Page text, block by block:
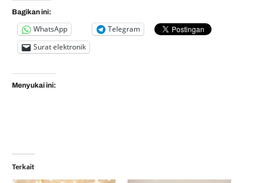
Bagikan ini:
WhatsApp
Telegram
Surat elektronik
Menyukai ini:
Terkait